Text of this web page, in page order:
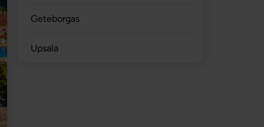
Geteborgas
Upsala